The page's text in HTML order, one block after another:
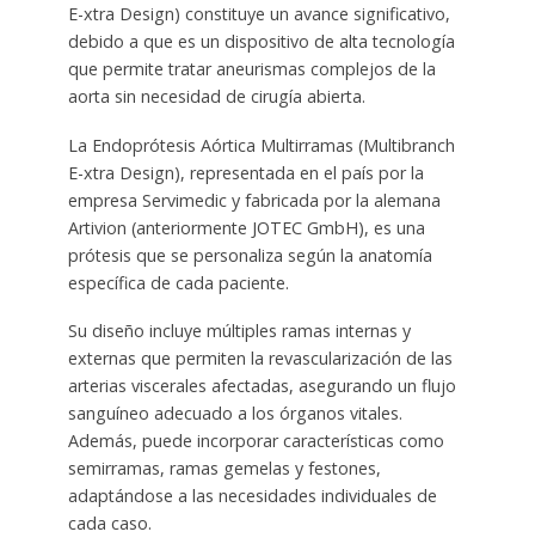
E-xtra Design) constituye un avance significativo,
debido a que es un dispositivo de alta tecnología
que permite tratar aneurismas complejos de la
aorta sin necesidad de cirugía abierta.
La Endoprótesis Aórtica Multirramas (Multibranch
E-xtra Design), representada en el país por la
empresa Servimedic y fabricada por la alemana
Artivion (anteriormente JOTEC GmbH), es una
prótesis que se personaliza según la anatomía
específica de cada paciente.
Su diseño incluye múltiples ramas internas y
externas que permiten la revascularización de las
arterias viscerales afectadas, asegurando un flujo
sanguíneo adecuado a los órganos vitales.
Además, puede incorporar características como
semirramas, ramas gemelas y festones,
adaptándose a las necesidades individuales de
cada caso.